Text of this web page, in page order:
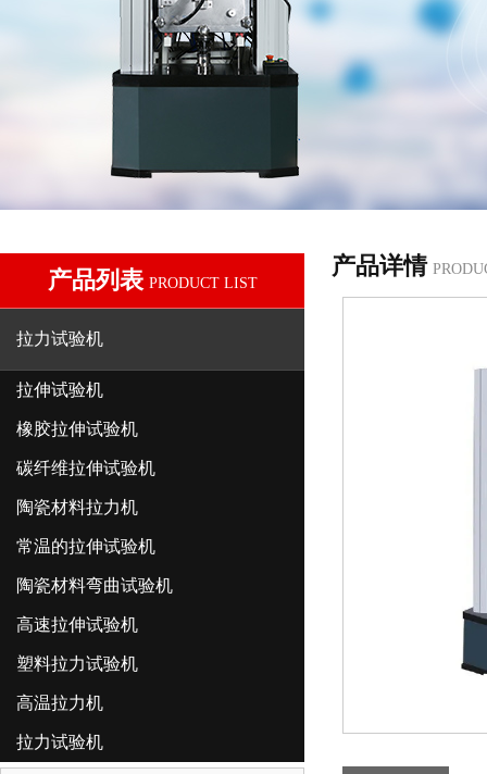
产品列表 PRODUCT LIST
拉力试验机
拉伸试验机
橡胶拉伸试验机
碳纤维拉伸试验机
陶瓷材料拉力机
常温的拉伸试验机
陶瓷材料弯曲试验机
高速拉伸试验机
塑料拉力试验机
高温拉力机
拉力试验机
产品详情